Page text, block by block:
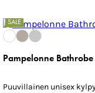
SALE
Pampelonne Bathrobe
Puuvillainen unisex